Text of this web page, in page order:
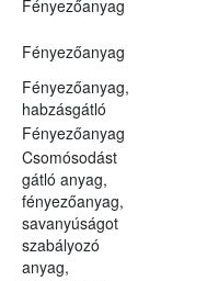
Fényezőanyag
Fényezőanyag
Fényezőanyag,
habzásgátló
Fényezőanyag
Csomósodást
gátló anyag,
fényezőanyag,
savanyúságot
szabályozó
anyag,